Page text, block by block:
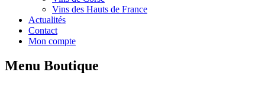
Vins des Hauts de France
Actualités
Contact
Mon compte
Menu Boutique